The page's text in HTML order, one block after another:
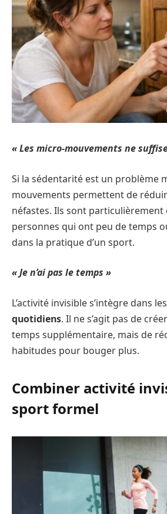
« Les micro-mouvements ne
Si la sédentarité est un problème
mouvements permettent de
néfastes. Ils sont particulièrement
personnes qui ont peu de temps
dans la pratique d’un sport.
« Je n’ai pas le temps »
L’activité invisible s’intègre dans les
quotidiens. Il ne s’agit pas de
temps supplémentaire, mais de
habitudes pour bouger plus.
Combiner activité
sport formel